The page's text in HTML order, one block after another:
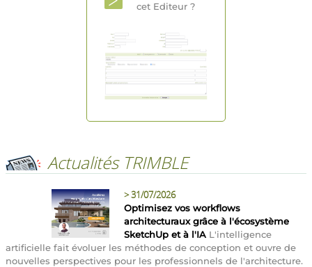
cet Editeur ?
Actualités TRIMBLE
>31/07/2026
Optimisez vos workflows
architecturaux grâce à l'écosystème
SketchUp et à l'IA L'intelligence
artificielle fait évoluer les méthodes de conception et ouvre de
nouvelles perspectives pour les professionnels de l'architecture.